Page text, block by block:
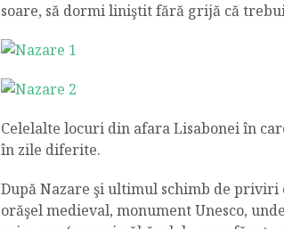
soare, să dormi liniştit fără grijă că
Celelalte locuri din afara Lisabonei în
în zile diferite.
După Nazare şi ultimul schimb de priviri
orăşel medieval, monument Unesco,